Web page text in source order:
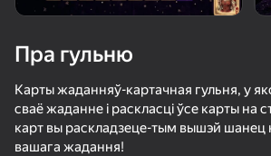
Пра гульню
Карты жаданняў-картачная гульня, у
сваё жаданне і раскласці ўсе карты на
карт вы раскладзеце-тым вышэй шанец
вашага жадання!